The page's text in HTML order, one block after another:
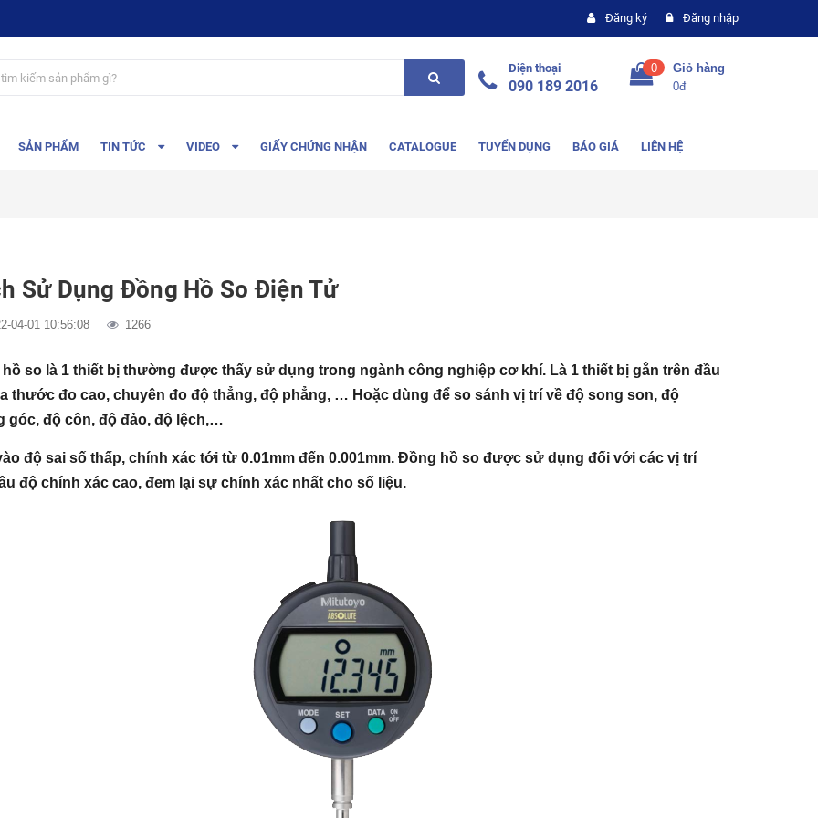
Đăng ký Đăng nhập
Điện thoại
090 189 2016
0
Giỏ hàng
0đ
SẢN PHẨM TIN TỨC VIDEO GIẤY CHỨNG NHẬN CATALOGUE TUYỂN DỤNG BÁO GIÁ LIÊN HỆ
Sử Dụng Đồng Hồ So Điện Tử
04-01 10:56:08 1266
so là 1 thiết bị thường được thấy sử dụng trong ngành công nghiệp cơ khí. Là 1 thiết bị gắn trên đầu
thước đo cao, chuyên đo độ thẳng, độ phẳng, … Hoặc dùng để so sánh vị trí về độ song son, độ
góc, độ côn, độ đảo, độ lệch,…
độ sai số thấp, chính xác tới từ 0.01mm đến 0.001mm. Đồng hồ so được sử dụng đối với các vị trí
độ chính xác cao, đem lại sự chính xác nhất cho số liệu.